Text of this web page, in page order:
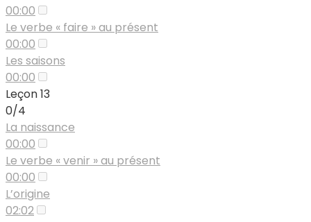
00:00
Le verbe « faire » au présent
00:00
Les saisons
00:00
Leçon 13
0/4
La naissance
00:00
Le verbe « venir » au présent
00:00
L’origine
02:02